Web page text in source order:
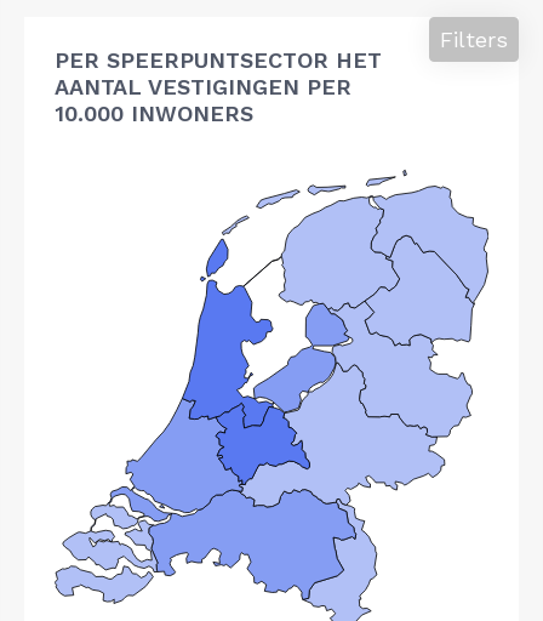
PER SPEERPUNTSECTOR HET
AANTAL VESTIGINGEN PER
10.000 INWONERS
Filters